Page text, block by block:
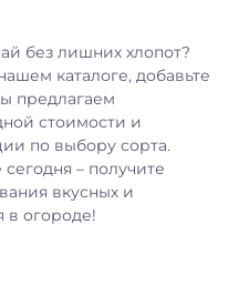
без лишних хлопот?
каталоге, добавьте
предлагаем
стоимости и
по выбору сорта.
– получите
вкусных и
в огороде!